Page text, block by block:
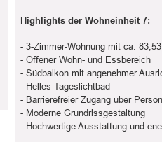
Highlights der Wohneinheit 7:
- 3-Zimmer-Wohnung mit ca.
- Offener Wohn- und Essbereich
- Südbalkon mit angenehmer
- Helles Tageslichtbad
- Barrierefreier Zugang über
- Moderne Grundrissgestaltung
- Hochwertige Ausstattung und